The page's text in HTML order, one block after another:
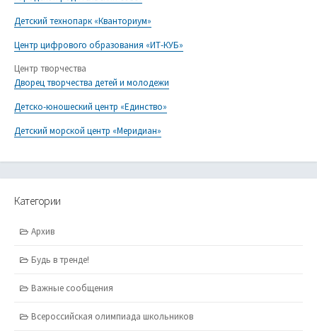
Детский технопарк «Кванториум»
Центр цифрового образования «ИТ-КУБ»
Центр творчества
Дворец творчества детей и молодежи
Детско-юношеский центр «Единство»
Детский морской центр «Меридиан»
Категории
Архив
Будь в тренде!
Важные сообщения
Всероссийская олимпиада школьников